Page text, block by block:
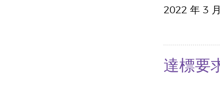
2022 年 3
達標要